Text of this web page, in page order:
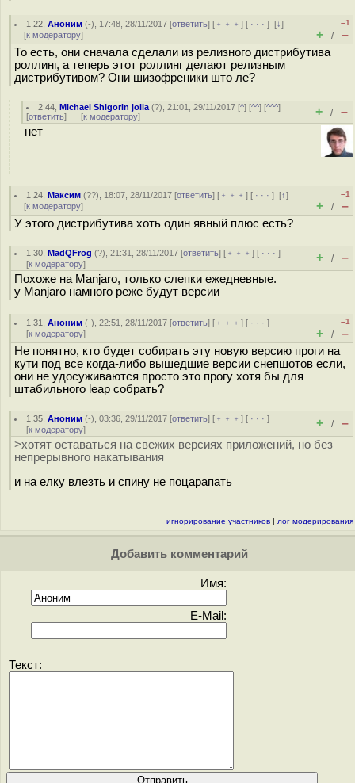
1.22 ,Аноним (-), 17:48, 28/11/2017 [ответить] [ ﹢﹢﹢] [ · · ·][↓]
[к модератору]
–1
+ / –
То есть, они сначала сделали из релизного дистрибутива
роллинг, а теперь этот роллинг делают релизным
дистрибутивом? Они шизофреники што ле?
2.44 ,Michael Shigorin jolla (?), 21:01, 29/11/2017 [^] [^^] [^^^]
[ответить] [к модератору] + / –
нет
1.24 ,Максим (??), 18:07, 28/11/2017 [ответить] [ ﹢﹢﹢] [ · · ·][↑]
[к модератору]
–1
+ / –
У этого дистрибутива хоть один явный плюс есть?
1.30 ,MadQFrog (?), 21:31, 28/11/2017 [ответить] [ ﹢﹢﹢] [ · · ·]
[к модератору] + / –
Похоже на Manjaro, только слепки ежедневные.
у Manjaro намного реже будут версии
1.31 ,Аноним (-), 22:51, 28/11/2017 [ответить] [ ﹢﹢﹢] [ · · ·]
[к модератору]
–1
+ / –
Не понятно, кто будет собирать эту новую версию проги на
кути под все когда-либо вышедшие версии снепшотов если,
они не удосуживаются просто это прогу хотя бы для
штабильного leap собрать?
1.35 ,Аноним (-), 03:36, 29/11/2017 [ответить] [ ﹢﹢﹢] [ · · ·]
[к модератору] + / –
>хотят оставаться на свежих версиях приложений, но без
непрерывного накатывания
и на елку влезть и спину не поцарапать
игнорирование участников | лог модерирования
Добавить комментарий
Имя:
E-Mail:
Текст: